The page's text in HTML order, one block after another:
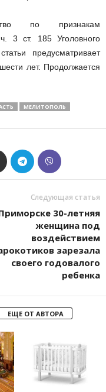
по признакам
3 ст. 185 Уголовного
предусматривает
лет. Продолжается
МЕЛИТОПОЛЬ
Следующая статья
30-летняя
женщина под
воздействием
зарезала
своего годовалого
ребенка
ЕЩЕ ОТ АВТОРА